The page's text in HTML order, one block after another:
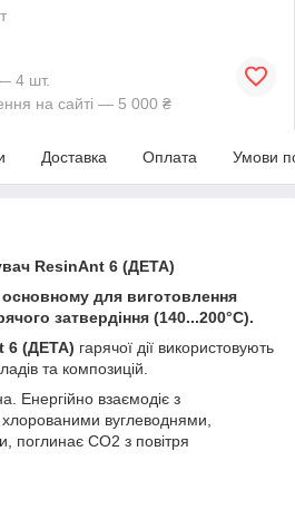
4 шт.
на сайті — 5 000 ₴
Доставка Оплата Умови
ResinAnt 6 (ДЕТА)
для виготовлення
затвердіння (140...200°С).
6 (ДЕТА) гарячої дії використовують
та композицій.
Енергійно взаємодіє з
вуглеводнями,
поглинає CO2 з повітря